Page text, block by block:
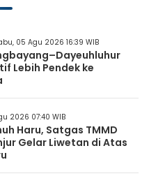
05 Agu 2026 16:39 WIB
Lebih Pendek ke
2026 07:40 WIB
Haru, Satgas TMMD
Gelar Liwetan di Atas